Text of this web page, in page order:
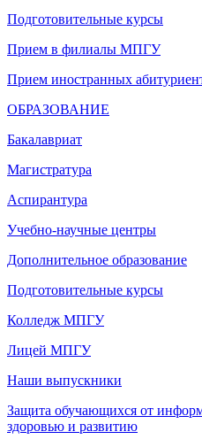
Подготовительные курсы
Прием в филиалы МПГУ
Прием иностранных
ОБРАЗОВАНИЕ
Бакалавриат
Магистратура
Аспирантура
Учебно-научные центры
Дополнительное образование
Подготовительные курсы
Колледж МПГУ
Лицей МПГУ
Наши выпускники
Защита обучающихся от
здоровью и развитию